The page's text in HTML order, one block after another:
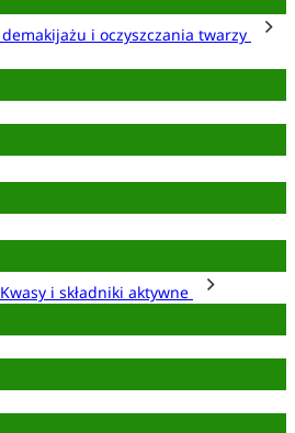
i oczyszczania twarzy
Kwasy i składniki aktywne